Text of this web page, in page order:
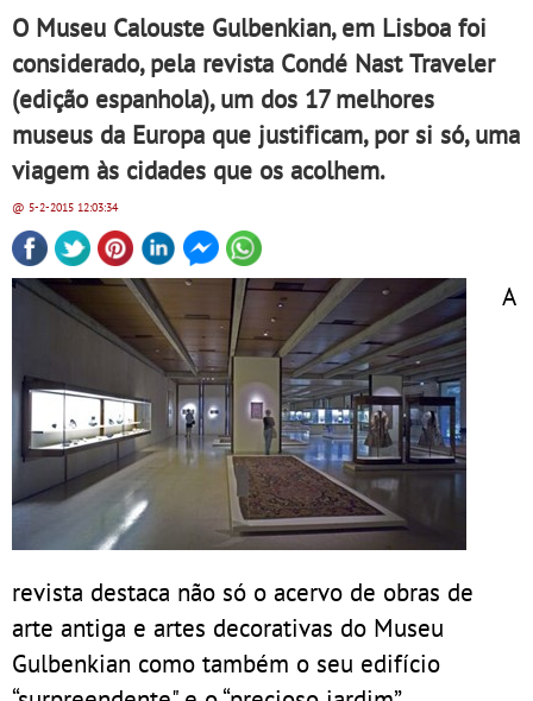
O Museu Calouste Gulbenkian, em Lisboa foi
considerado, pela revista Condé Nast Traveler
(edição espanhola), um dos 17 melhores
museus da Europa que justificam, por si só, uma
viagem às cidades que os acolhem.
@ 5-2-2015 12:03:34
A
revista destaca não só o acervo de obras de
arte antiga e artes decorativas do Museu
Gulbenkian como também o seu edifício